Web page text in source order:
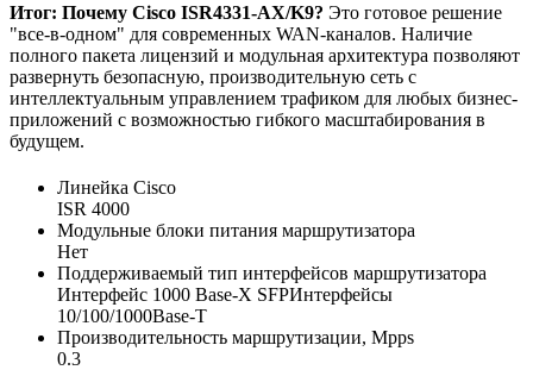
Итог: Почему Cisco ISR4331-AX/K9? Это готовое решение
"все-в-одном" для современных WAN-каналов. Наличие
полного пакета лицензий и модульная архитектура позволяют
развернуть безопасную, производительную сеть с
интеллектуальным управлением трафиком для любых бизнес-
приложений с возможностью гибкого масштабирования в
будущем.
Линейка Cisco
ISR 4000
Модульные блоки питания маршрутизатора
Нет
Поддерживаемый тип интерфейсов маршрутизатора
Интерфейс 1000 Base-X SFPИнтерфейсы
10/100/1000Base-T
Производительность маршрутизации, Mpps
0.3